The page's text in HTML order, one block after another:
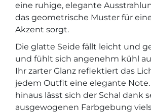
eine ruhige, elegante
das geometrische Muster für
Akzent sorgt.
Die glatte Seide fällt leicht und
und fühlt sich angenehm kühl
Ihr zarter Glanz reflektiert das
jedem Outfit eine elegante
hinaus lässt sich der Schal dank
ausgewogenen Farbgebung